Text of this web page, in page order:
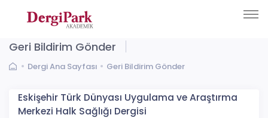
Geri Bildirim Gönder
Dergi Ana Sayfası Geri Bildirim Gönder
Eskişehir Türk Dünyası Uygulama ve Araştırma
Merkezi Halk Sağlığı Dergisi